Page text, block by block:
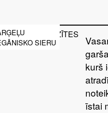
SIERU
kurš
īstai